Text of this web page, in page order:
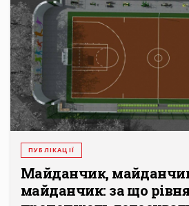
ПУБЛІКАЦІЇ
Майданчик,
майданчик: за що